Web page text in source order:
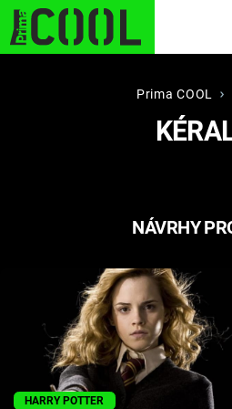
STARHOUSE BUFFY,
PLNEJ KOTEL
Seriály
Hry
Prima COOL
NÁVRHY
HARRY POTTER